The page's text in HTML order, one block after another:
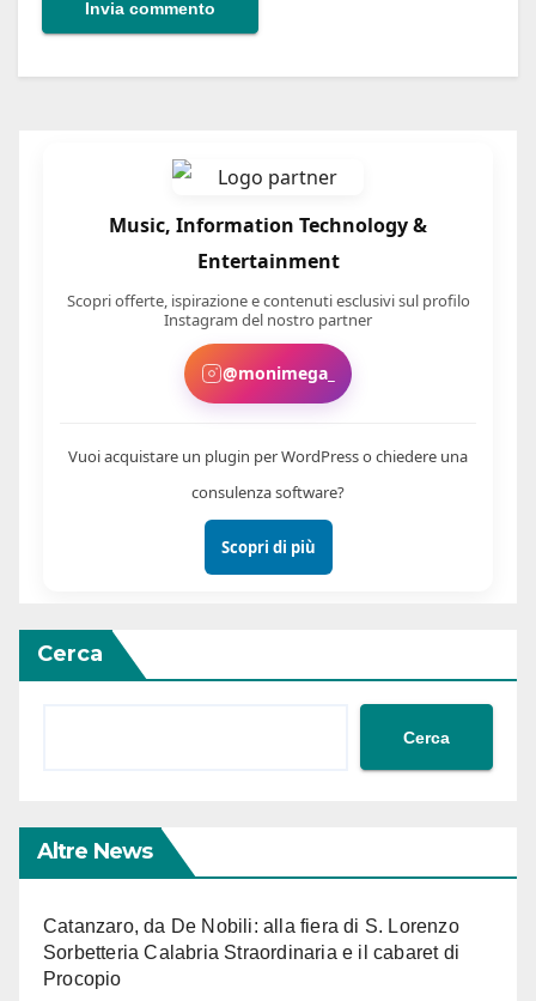
Cerca
Cerca
Altre News
Catanzaro, da De Nobili: alla fiera di S. Lorenzo
Sorbetteria Calabria Straordinaria e il cabaret di
Procopio
Music, Information Technology &
Entertainment
Scopri offerte, ispirazione e contenuti esclusivi sul profilo
Instagram del nostro partner
@monimega_
Vuoi acquistare un plugin per WordPress o chiedere una
consulenza software?
Scopri di più